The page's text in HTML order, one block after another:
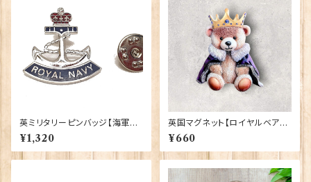
英ミリタリーピンバッジ【海軍=C
rown & Anchor】Tradition
90043-M002
¥1,320
英国マグネット【ロイヤルベア】E
lgate Products 90030（799
13）
¥660